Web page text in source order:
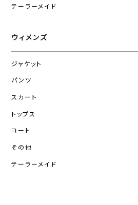
テーラーメイド
ウィメンズ
ジャケット
パンツ
スカート
トップス
コート
その他
テーラーメイド